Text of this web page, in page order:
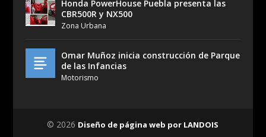
Honda PowerHouse Puebla presenta las
CBR500R y NX500
Zona Urbana
Omar Muñoz inicia construcción de Parque
de las Infancias
Motorismo
© 2026 Diseño de página web por LANDOIS